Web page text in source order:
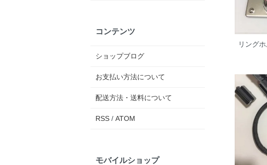
リング
コンテンツ
ショップブログ
お支払い方法について
配送方法・送料について
RSS / ATOM
モバイルショップ